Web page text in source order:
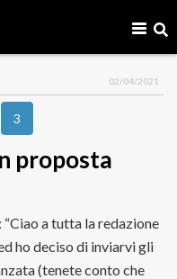
02/04/2021
3
proposta
a tutta la redazione
ho deciso di inviarvi gli
(tenete conto che